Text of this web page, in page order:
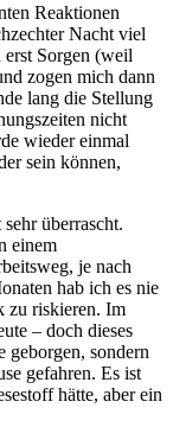
Reaktionen
Nacht viel
erst Sorgen (weil
zogen mich dann
lang die Stellung
nicht
wieder einmal
sein können,
überrascht.
einem
je nach
hab ich es nie
zu riskieren. Im
– doch dieses
geborgen, sondern
gefahren. Es ist
hätte, aber ein